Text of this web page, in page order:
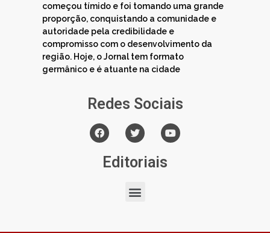
começou tímido e foi tomando uma grande
proporção, conquistando a comunidade e
autoridade pela credibilidade e
compromisso com o desenvolvimento da
região. Hoje, o Jornal tem formato
germânico e é atuante na cidade
Redes Sociais
Editoriais